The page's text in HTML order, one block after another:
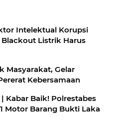
Intelektual Korupsi
Listrik Harus
Masyarakat, Gelar
Kebersamaan
Kabar Baik! Polrestabes
Motor Barang Bukti Laka